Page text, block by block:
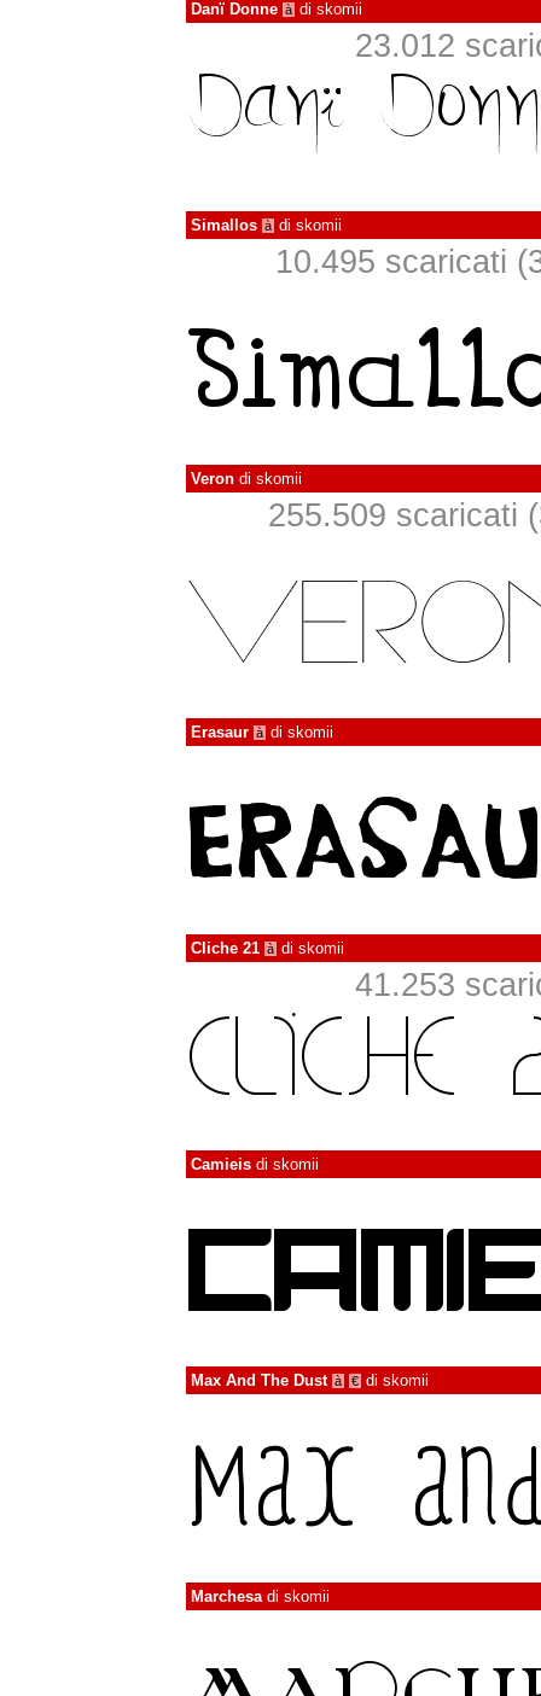
Danï Donne à di skomii
23.012
Simallos à di skomii
10.495 scaricati
Veron di skomii
255.509 scaricati
Erasaur à di skomii
Cliche 21 à di skomii
41.253
Camieis di skomii
Max And The Dust à € di skomii
Marchesadi skomii